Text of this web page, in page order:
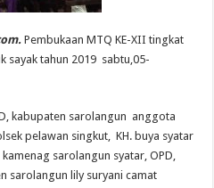
Pembukaan MTQ KE-XII tingkat
sayak tahun 2019 sabtu,05-
kabupaten sarolangun anggota
pelawan singkut, KH. buya syatar
sarolangun syatar, OPD,
sarolangun lily suryani camat